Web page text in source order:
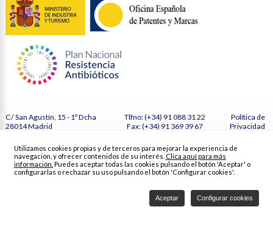
C/ San Agustín, 15 - 1º Dcha
28014 Madrid
Tlfno: (+34) 91 088 31 22
Fax: (+34) 91 369 39 67
Política de
Privacidad
Configurar
Créditos
Utilizamos cookies propias y de terceros para mejorar la experiencia de
navegación, y ofrecer contenidos de su interés. Clica aquí para más
información. Puedes aceptar todas las cookies pulsando el botón 'Aceptar' o
configurarlas o rechazar su uso pulsando el botón 'Configurar cookies'.
Aceptar Configurar cookies